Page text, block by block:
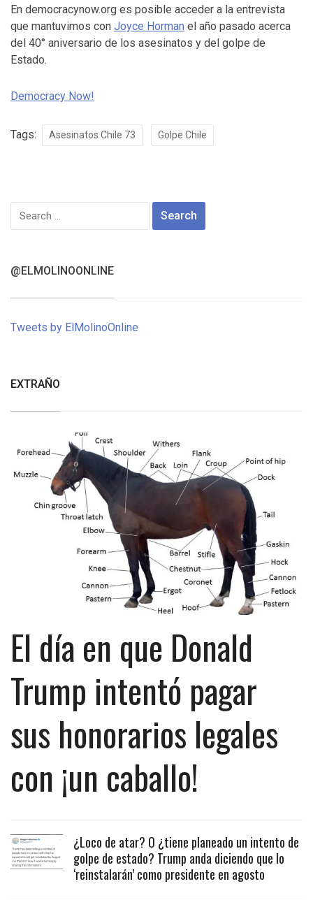
En democracynow.org es posible acceder a la entrevista
que mantuvimos con Joyce Horman el año pasado acerca
del 40° aniversario de los asesinatos y del golpe de
Estado.
Democracy Now!
Tags: Asesinatos Chile 73 Golpe Chile
Search
for:
@ELMOLINOONLINE
Tweets by ElMolinoOnline
EXTRAÑO
El día en que Donald
Trump intentó pagar
sus honorarios legales
con ¡un caballo!
¿Loco de atar? O ¿tiene planeado un intento de
golpe de estado? Trump anda diciendo que lo
‘reinstalarán’ como presidente en agosto